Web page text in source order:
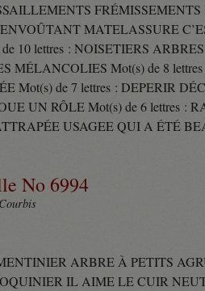
FRÉMISSEMENTS
MATELASSURE
10 lettres : NOISETIERS
MÉLANCOLIES Mot(s) de 8
Mot(s) de 7 lettres : DEPERIR
UN RÔLE Mot(s) de 6 lettres :
USAGEE QUI A ÉTÉ
No 6994
ARBRE À PETITS
IL AIME LE CUIR